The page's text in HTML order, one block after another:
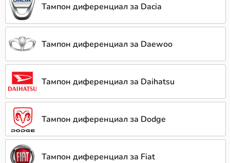
Тампон диференциал за Dacia
Тампон диференциал за Daewoo
Тампон диференциал за Daihatsu
Тампон диференциал за Dodge
Тампон диференциал за Fiat